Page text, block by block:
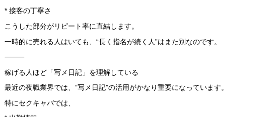
* 接客の丁寧さ
こうした部分がリピート率に直結します。
一時的に売れる人はいても、“長く指名が続く人”はまた別なのです。
⸻
稼げる人ほど「写メ日記」を理解している
最近の夜職業界では、“写メ日記”の活用がかなり重要になっています。
特にセクキャバでは、